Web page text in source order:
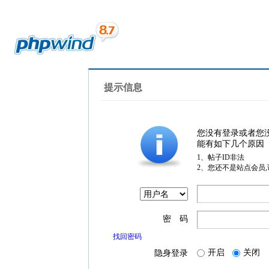
提示信息
您没有登录或者您
能有如下几个原因
1、帖子ID非法
2、您还不是站点会员
密 码
找回密码
隐身登录 开启 关闭